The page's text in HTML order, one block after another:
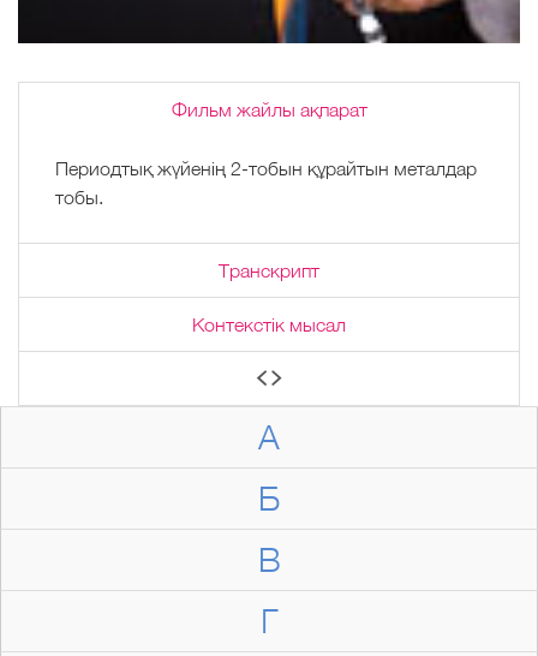
А
Б
В
Г
Фильм жайлы ақпарат
Периодтық жүйенің 2-тобын құрайтын металдар
тобы.
Транскрипт
Контекстік мысал